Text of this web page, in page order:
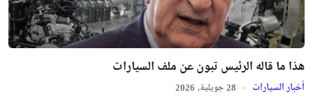
هذا ما قاله الرئيس تبون عن ملف السيارات
أخبار السيارات 28 جويلية, 2026